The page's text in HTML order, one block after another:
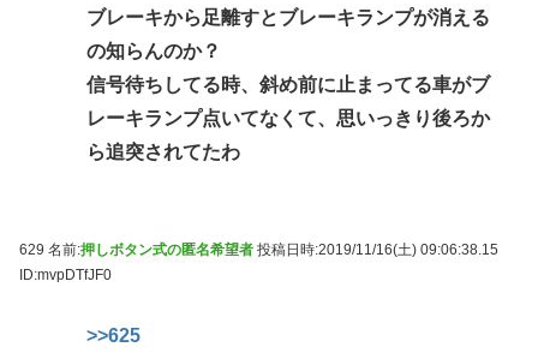
ブレーキから足離すとブレーキランプが消える
の知らんのか？
信号待ちしてる時、斜め前に止まってる車がブ
レーキランプ点いてなくて、思いっきり後ろか
ら追突されてたわ
629 名前:押しボタン式の匿名希望者 投稿日時:2019/11/16(土) 09:06:38.15
ID:mvpDTfJF0
>>625